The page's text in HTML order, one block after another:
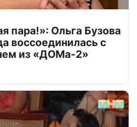
пара!»: Ольга Бузова
воссоединилась с
из «ДОМа-2»